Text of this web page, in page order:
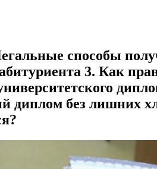
способы
3. Как
диплом без лишних